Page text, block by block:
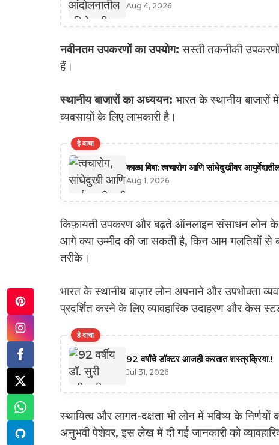
Aug 4, 2026
नवीनतम उपकरणों का उपयोग: सस्ती तकनीकी
हैं।
स्थानीय बाजारों का अध्ययन: भारत के स्थानीय
व्यवसायों के लिए लाभकारी है।
हे वाचा
काळा बिबा: त्वचारोग आणि सांधेदुखीवर
Aug 1, 2026
किफ़ायती उपकरण और बढ़ते ऑनलाइन संसाधन लोन
आगे क्या उम्मीद की जा सकती है, किन आम गलतियों से
तरीके।
भारत के स्थानीय बाज़ार लोन अपनाने और उपभोक्ता
प्रदर्शित करने के लिए व्यावहारिक उदाहरण और केस
हे वाचा
92 वर्षांचे डॉक्टर आजही करतात शस्त्रक्रिया.!
Jul 31, 2026
स्थायित्व और लागत-दक्षता भी लोन में भविष्य के
अनुभवी पेशेवर, इस लेख में दी गई जानकारी को